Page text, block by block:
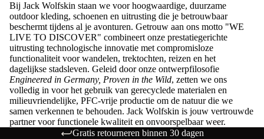
Bij Jack Wolfskin staan we voor hoogwaardige, duurzame
outdoor kleding, schoenen en uitrusting die je betrouwbaar
beschermt tijdens al je avonturen. Getrouw aan ons motto "WE
LIVE TO DISCOVER" combineert onze prestatiegerichte
uitrusting technologische innovatie met compromisloze
functionaliteit voor wandelen, trektochten, reizen en het
dagelijkse stadsleven. Geleid door onze ontwerpfilosofie
Engineered in Germany, Proven in the Wild, zetten we ons
volledig in voor het gebruik van gerecyclede materialen en
milieuvriendelijke, PFC-vrije productie om de natuur die we
samen verkennen te behouden. Jack Wolfskin is jouw vertrouwde
partner voor functionele kwaliteit en onvoorspelbaar weer.
Gratis retourneren binnen 30 dagen